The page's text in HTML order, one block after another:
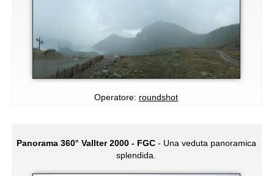
Operatore: roundshot
Panorama 360° Vallter 2000 - FGC- Una veduta panoramica
splendida.